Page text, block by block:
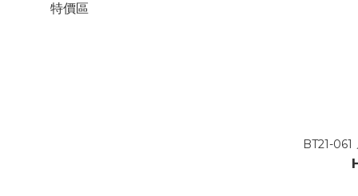
特價區
BT21-061